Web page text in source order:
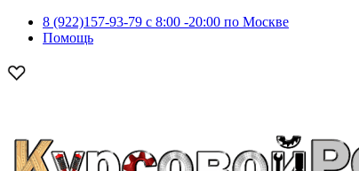
8 (922)157-93-79 c 8:00 -20:00 по Москве
Помощь